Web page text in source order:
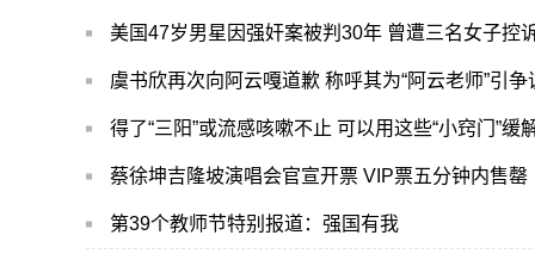
美国47岁男星因强奸案被判30年 曾遭三名女子控
虞书欣再次向阿云嘎道歉 称呼其为“阿云老师”引争
得了“三阳”或流感咳嗽不止 可以用这些“小窍门”缓
蔡徐坤吉隆坡演唱会官宣开票 VIP票五分钟内售罄
第39个教师节特别报道：强国有我